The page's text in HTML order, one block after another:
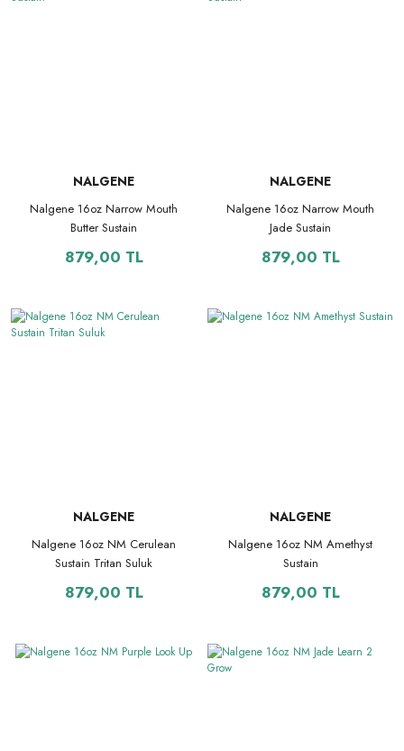
NALGENE
Nalgene 16oz Narrow Mouth
Butter Sustain
879,00 TL
NALGENE
Nalgene 16oz Narrow Mouth
Jade Sustain
879,00 TL
NALGENE
Nalgene 16oz NM Cerulean
Sustain Tritan Suluk
879,00 TL
NALGENE
Nalgene 16oz NM Amethyst
Sustain
879,00 TL